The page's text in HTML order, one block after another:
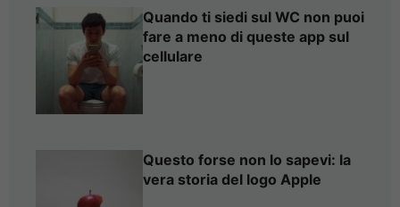
Quando ti siedi sul WC non puoi
fare a meno di queste app sul
cellulare
Questo forse non lo sapevi: la
vera storia del logo Apple